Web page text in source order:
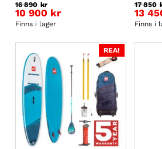
16 890 kr
Det
ursprungliga
var:
890kr.
10 900 kr
Det
priset
10
900kr.
Finns i lager
17 850
Det
var:
13
Det
priset
Finns i
REA!